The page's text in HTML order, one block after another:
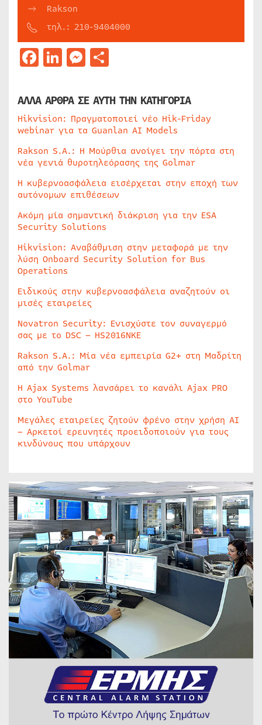
Rakson
τηλ.: 210-9404000
Facebook
LinkedIn
Messenger
ΑΛΛΑ ΑΡΘΡΑ ΣΕ ΑΥΤΗ ΤΗΝ ΚΑΤΗΓΟΡΙΑ
Hikvision: Πραγματοποιεί νέο Hik-Friday
webinar για τα Guanlan AI Models
Rakson S.A.: Η Μούρθια ανοίγει την πόρτα στη
νέα γενιά θυροτηλεόρασης της Golmar
Η κυβερνοασφάλεια εισέρχεται στην εποχή των
αυτόνομων επιθέσεων
Ακόμη μία σημαντική διάκριση για την ESA
Security Solutions
Hikvision: Αναβάθμιση στην μεταφορά με την
λύση Onboard Security Solution for Bus
Operations
Ειδικούς στην κυβερνοασφάλεια αναζητούν οι
μισές εταιρείες
Novatron Security: Ενισχύστε τον συναγερμό
σας με το DSC – HS2016NKE
Rakson S.A.: Μία νέα εμπειρία G2+ στη Μαδρίτη
από την Golmar
Η Ajax Systems λανσάρει το κανάλι Ajax PRO
στο YouTube
Μεγάλες εταιρείες ζητούν φρένο στην χρήση AI
– Αρκετοί ερευνητές προειδοποιούν για τους
κινδύνους που υπάρχουν